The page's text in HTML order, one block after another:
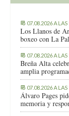
07.08.2026 A
Los Llanos de
boxeo con La
07.08.2026 A
Breña Alta
amplia
07.08.2026 A
Álvaro Pages
memoria y